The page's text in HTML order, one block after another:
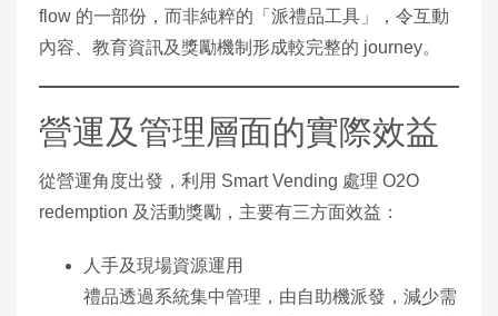
flow 的一部份，而非純粹的「派禮品工具」，令互動
內容、教育資訊及獎勵機制形成較完整的 journey。
營運及管理層面的實際效益
從營運角度出發，利用 Smart Vending 處理 O2O
redemption 及活動獎勵，主要有三方面效益：
人手及現場資源運用
禮品透過系統集中管理，由自助機派發，減少需